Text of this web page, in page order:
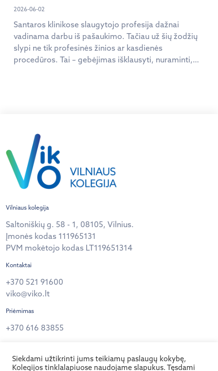
2026-06-02
Santaros klinikose slaugytojo profesija dažnai
vadinama darbu iš pašaukimo. Tačiau už šių žodžių
slypi ne tik profesinės žinios ar kasdienės
procedūros. Tai – gebėjimas išklausyti, nuraminti,
Vilniaus kolegija
Saltoniškių g. 58 - 1, 08105, Vilnius.
Įmonės kodas 111965131
PVM mokėtojo kodas LT119651314
Kontaktai
+370 521 91600
viko@viko.lt
Priėmimas
+370 616 83855
Sekite mus
Siekdami užtikrinti jums teikiamų paslaugų kokybę,
Kolegijos tinklalapiuose naudojame slapukus. Tęsdami